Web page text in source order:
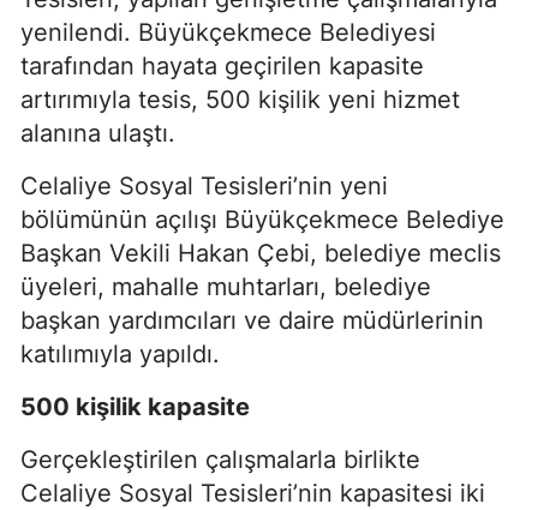
yenilendi. Büyükçekmece Belediyesi
tarafından hayata geçirilen kapasite
artırımıyla tesis, 500 kişilik yeni hizmet
alanına ulaştı.
Celaliye Sosyal Tesisleri’nin yeni
bölümünün açılışı Büyükçekmece Belediye
Başkan Vekili Hakan Çebi, belediye meclis
üyeleri, mahalle muhtarları, belediye
başkan yardımcıları ve daire müdürlerinin
katılımıyla yapıldı.
500 kişilik kapasite
Gerçekleştirilen çalışmalarla birlikte
Celaliye Sosyal Tesisleri’nin kapasitesi iki